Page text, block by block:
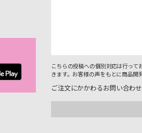
こちらの投稿への個別対応は行っ
きます。お客様の声をもとに商品開
ご注文にかかわるお問い合わ